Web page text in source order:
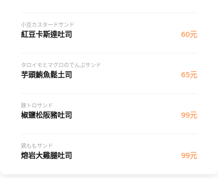
小豆カスタードサンド
紅豆卡斯達吐司 60元
タロイモとマグロのでんぶサンド
芋頭鮪魚鬆土司 65元
豚トロサンド
椒鹽松阪豬吐司 99元
鶏ももサンド
熔岩大雞腿吐司 99元